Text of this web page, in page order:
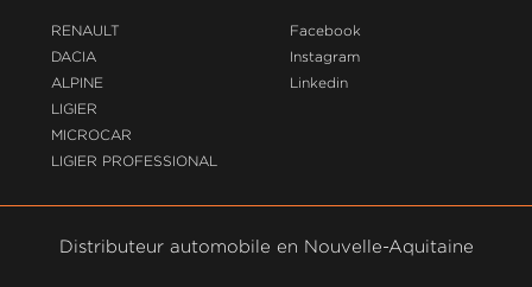
RENAULT
DACIA
ALPINE
LIGIER
MICROCAR
LIGIER PROFESSIONAL
Facebook
Instagram
Linkedin
Distributeur automobile en Nouvelle-Aquitaine